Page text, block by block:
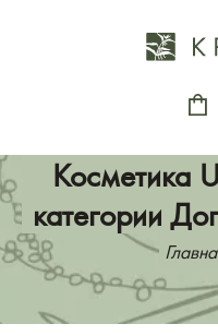
Косметика
категории